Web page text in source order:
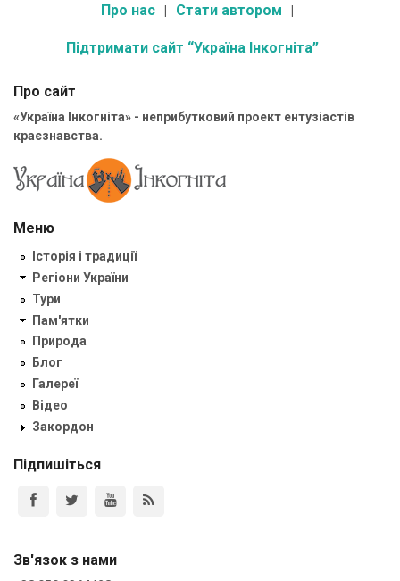
Про нас Стати автором
Підтримати сайт “Україна Інкогніта”
Про сайт
«Україна Інкогніта» - неприбутковий проект ентузіастів
краєзнавства.
Меню
Історія і традиції
Регіони України
Тури
Пам'ятки
Природа
Блог
Галереї
Відео
Закордон
Підпишіться
Зв'язок з нами